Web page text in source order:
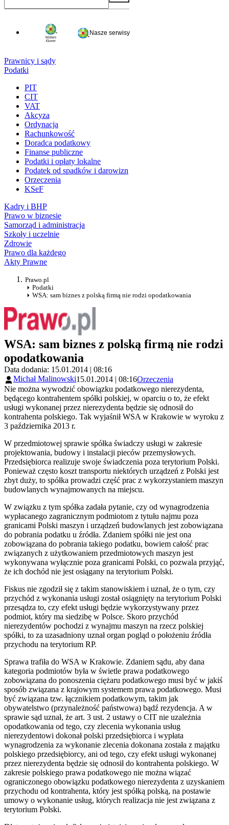
Nasze serwisy
Prawnicy i sądy
Podatki
PIT
CIT
VAT
Akcyza
Ordynacja
Rachunkowość
Doradca podatkowy
Finanse publiczne
Podatki i opłaty lokalne
Podatek od spadków i darowizn
Orzeczenia
KSeF
Kadry i BHP
Prawo w biznesie
Samorząd i administracja
Szkoły i uczelnie
Zdrowie
Prawo dla każdego
Akty Prawne
Prawo.pl
Podatki
WSA: sam biznes z polską firmą nie rodzi opodatkowania
WSA: sam biznes z polską firmą nie rodzi
opodatkowania
Data dodania: 15.01.2014 | 08:16
Michał Malinowski15.01.2014 | 08:16Orzeczenia
Nie można wywodzić obowiązku podatkowego nierezydenta,
będącego kontrahentem spółki polskiej, w oparciu o to, że efekt
usługi wykonanej przez nierezydenta będzie się odnosił do
kontrahenta polskiego. Tak wyjaśnił WSA w Krakowie w wyroku z
3 października 2013 r.
W przedmiotowej sprawie spółka świadczy usługi w zakresie
projektowania, budowy i instalacji pieców przemysłowych.
Przedsiębiorca realizuje swoje świadczenia poza terytorium Polski.
Ponieważ często koszt transportu niektórych urządzeń z Polski jest
zbyt duży, to spółka prowadzi część prac z wykorzystaniem maszyn
budowlanych wynajmowanych na miejscu.
W związku z tym spółka zadała pytanie, czy od wynagrodzenia
wypłacanego zagranicznym podmiotom z tytułu najmu poza
granicami Polski maszyn i urządzeń budowlanych jest zobowiązana
do pobrania podatku u źródła. Zdaniem spółki nie jest ona
zobowiązana do pobrania takiego podatku, bowiem całość prac
związanych z użytkowaniem przedmiotowych maszyn jest
wykonywana wyłącznie poza granicami Polski, co pozwala przyjąć,
że ich dochód nie jest osiągany na terytorium Polski.
Fiskus nie zgodził się z takim stanowiskiem i uznał, że o tym, czy
przychód z wykonania usługi został osiągnięty na terytorium Polski
przesądza to, czy efekt usługi będzie wykorzystywany przez
podmiot, który ma siedzibę w Polsce. Skoro przychód
nierezydentów pochodzi z wynajmu maszyn na rzecz polskiej
spółki, to za uzasadniony uznał organ pogląd o położeniu źródła
przychodu na terytorium RP.
Sprawa trafiła do WSA w Krakowie. Zdaniem sądu, aby dana
kategoria podmiotów była w świetle prawa podatkowego
zobowiązana do ponoszenia ciężaru podatkowego musi być w jakiś
sposób związana z krajowym systemem prawa podatkowego. Musi
być związana tzw. łącznikiem podatkowym, takim jak
obywatelstwo (przynależność państwowa) bądź rezydencja. A w
sprawie sąd uznał, że art. 3 ust. 2 ustawy o CIT nie uzależnia
opodatkowania od tego, czy zlecenia wykonania usług
nierezydentowi dokonał polski przedsiębiorca i wypłata
wynagrodzenia za wykonanie zlecenia dokonana została z majątku
polskiego przedsiębiorcy, ani od tego, czy efekt usługi wykonanej
przez nierezydenta będzie się odnosił do kontrahenta polskiego. W
zakresie polskiego prawa podatkowego nie można wiązać
ograniczonego obowiązku podatkowego nierezydenta z uzyskaniem
przychodu od kontrahenta, który jest spółką polską, na postawie
umowy o wykonanie usług, których realizacja nie jest związana z
terytorium Polski.